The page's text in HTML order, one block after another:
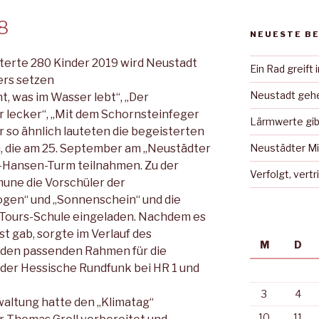
280 Kinder 2019 wird Neustadt
setzen
was im Wasser lebt“, „Der
„Mit dem Schornsteinfeger
so ähnlich lauteten die begeisterten
am 25. September am „Neustädter
Turm teilnahmen. Zu der
die Vorschüler der
und „Sonnenschein“ und die
Schule eingeladen. Nachdem es
gab, sorgte im Verlauf des
passenden Rahmen für die
Hessische Rundfunk bei HR 1 und
hatte den „Klimatag“
NEUESTE
Ein Rad greift
Neustadt
Lärmwerte
Neustädter
Verfolgt,
M D
3
4